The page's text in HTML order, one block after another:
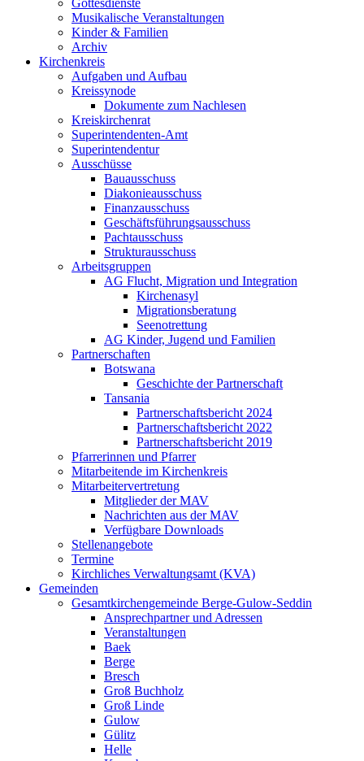
Musikalische Veranstaltungen
Kinder & Familien
Archiv
Kirchenkreis
Aufgaben und Aufbau
Kreissynode
Dokumente zum Nachlesen
Kreiskirchenrat
Superintendenten-Amt
Superintendentur
Ausschüsse
Bauausschuss
Diakonieausschuss
Finanzausschuss
Geschäftsführungsausschuss
Pachtausschuss
Strukturausschuss
Arbeitsgruppen
AG Flucht, Migration und Integration
Kirchenasyl
Migrationsberatung
Seenotrettung
AG Kinder, Jugend und Familien
Partnerschaften
Botswana
Geschichte der Partnerschaft
Tansania
Partnerschaftsbericht 2024
Partnerschaftsbericht 2022
Partnerschaftsbericht 2019
Pfarrerinnen und Pfarrer
Mitarbeitende im Kirchenkreis
Mitarbeitervertretung
Mitglieder der MAV
Nachrichten aus der MAV
Verfügbare Downloads
Stellenangebote
Termine
Kirchliches Verwaltungsamt (KVA)
Gemeinden
Gesamtkirchengemeinde Berge-Gulow-Seddin
Ansprechpartner und Adressen
Veranstaltungen
Baek
Berge
Bresch
Groß Buchholz
Groß Linde
Gulow
Gülitz
Helle